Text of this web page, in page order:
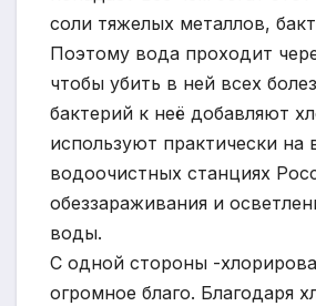
соли тяжелых металлов,
Поэтому вода проходит
чтобы убить в ней всех
бактерий к неё добавляют
используют практически на
водоочистных станциях
обеззараживания и
воды.
С одной стороны -
огромное благо. Благодаря